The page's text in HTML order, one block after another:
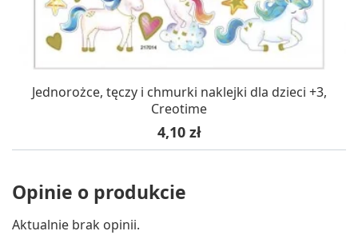
Jednorożce, tęczy i chmurki naklejki dla dzieci +3,
Creotime
Cena
4,10 zł
Opinie o produkcie
Aktualnie brak opinii.